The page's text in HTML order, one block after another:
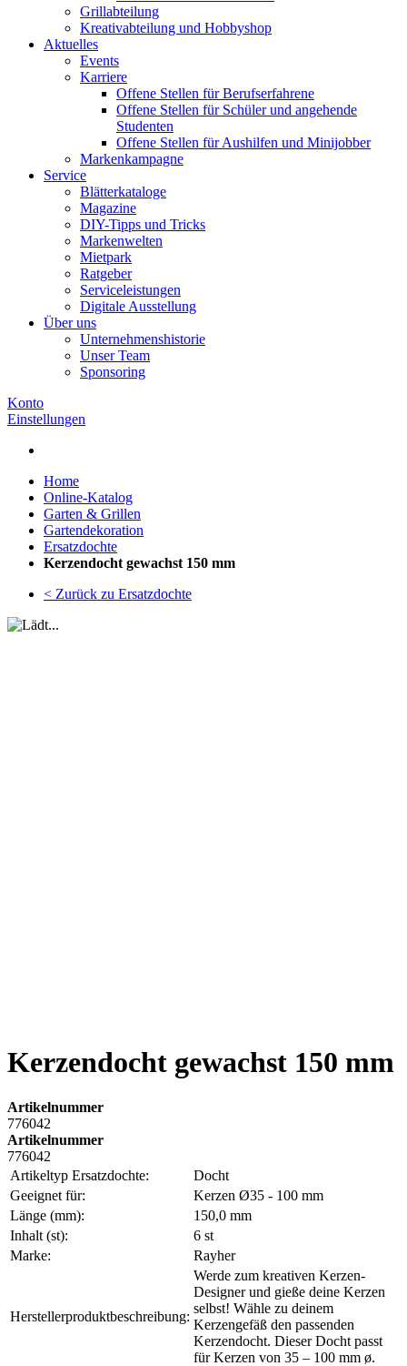
Grillabteilung
Kreativabteilung und Hobbyshop
Aktuelles
Events
Karriere
Offene Stellen für Berufserfahrene
Offene Stellen für Schüler und angehende
Studenten
Offene Stellen für Aushilfen und Minijobber
Markenkampagne
Service
Blätterkataloge
Magazine
DIY-Tipps und Tricks
Markenwelten
Mietpark
Ratgeber
Serviceleistungen
Digitale Ausstellung
Über uns
Unternehmenshistorie
Unser Team
Sponsoring
Konto
Einstellungen
Home
Online-Katalog
Garten & Grillen
Gartendekoration
Ersatzdochte
Kerzendocht gewachst 150 mm
< Zurück zu Ersatzdochte
Kerzendocht gewachst 150 mm
Artikelnummer
776042
Artikelnummer
776042
Artikeltyp Ersatzdochte:
Docht
Geeignet für:
Kerzen Ø35 - 100 mm
Länge (mm):
150,0 mm
Inhalt (st):
6 st
Marke:
Rayher
Herstellerproduktbeschreibung:
Werde zum kreativen Kerzen-
Designer und gieße deine Kerzen
selbst! Wähle zu deinem
Kerzengefäß den passenden
Kerzendocht. Dieser Docht passt
für Kerzen von 35 – 100 mm ø.